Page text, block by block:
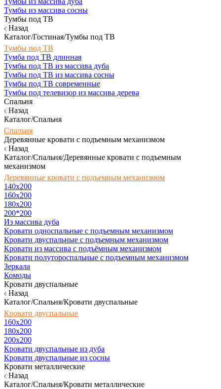
Тумбы из массива сосны
Тумбы под ТВ
Назад
Каталог/Гостиная/Тумбы под ТВ
Тумбы под ТВ
Тумба под ТВ длинная
Тумбы под ТВ из массива дуба
Тумбы под ТВ из массива сосны
Тумбы под ТВ современные
Тумбы под телевизор из массива дерева
Спальня
Назад
Каталог/Спальня
Спальня
Деревянные кровати с подъемным механизмом
Назад
Каталог/Спальня/Деревянные кровати с подъемным
механизмом
Деревянные кровати с подъемным механизмом
140x200
160х200
180х200
200*200
Из массива дуба
Кровати односпальные с подъемным механизмом
Кровати двуспальные с подъемным механизмом
Кровати из массива с подъёмным механизмом
Кровати полутороспальные с подъемным механизмом
Зеркала
Комоды
Кровати двуспальные
Назад
Каталог/Спальня/Кровати двуспальные
Кровати двуспальные
160х200
180x200
200x200
Кровати двуспальные из дуба
Кровати двуспальные из сосны
Кровати металлические
Назад
Каталог/Спальня/Кровати металлические